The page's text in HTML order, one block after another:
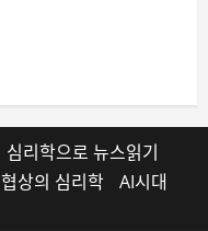
심리학으로 뉴스읽기
협상의 심리학 AI시대